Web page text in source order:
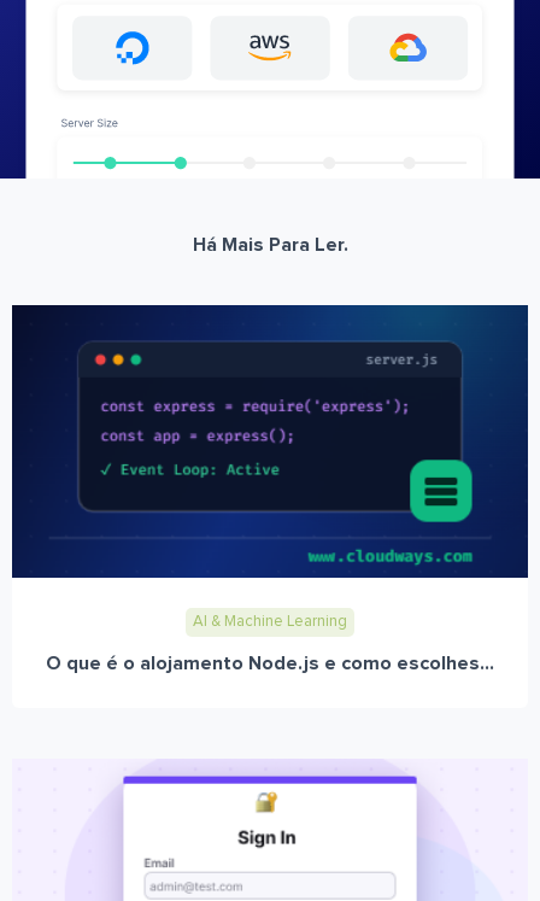
Há Mais Para Ler.
AI & Machine Learning
O que é o alojamento Node.js e como escolhes...